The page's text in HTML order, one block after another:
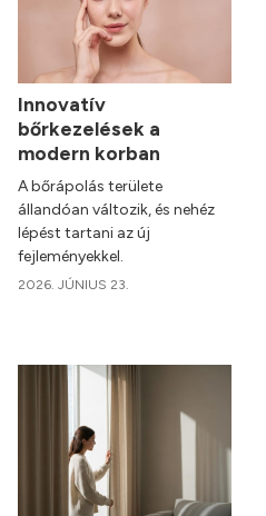
Innovatív
bőrkezelések a
modern korban
A bőrápolás területe
állandóan változik, és nehéz
lépést tartani az új
fejleményekkel.
2026. JÚNIUS 23.